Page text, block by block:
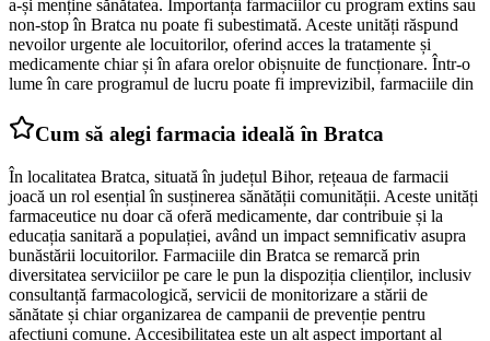
a-și menține sănătatea. Importanța farmaciilor cu program extins sau
non-stop în Bratca nu poate fi subestimată. Aceste unități răspund
nevoilor urgente ale locuitorilor, oferind acces la tratamente și
medicamente chiar și în afara orelor obișnuite de funcționare. Într-o
lume în care programul de lucru poate fi imprevizibil, farmaciile din
Cum să alegi farmacia ideală în Bratca
În localitatea Bratca, situată în județul Bihor, rețeaua de farmacii
joacă un rol esențial în susținerea sănătății comunității. Aceste unități
farmaceutice nu doar că oferă medicamente, dar contribuie și la
educația sanitară a populației, având un impact semnificativ asupra
bunăstării locuitorilor. Farmaciile din Bratca se remarcă prin
diversitatea serviciilor pe care le pun la dispoziția clienților, inclusiv
consultanță farmacologică, servicii de monitorizare a stării de
sănătate și chiar organizarea de campanii de prevenție pentru
afecțiuni comune. Accesibilitatea este un alt aspect important al